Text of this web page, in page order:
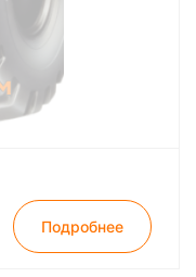
Подробнее